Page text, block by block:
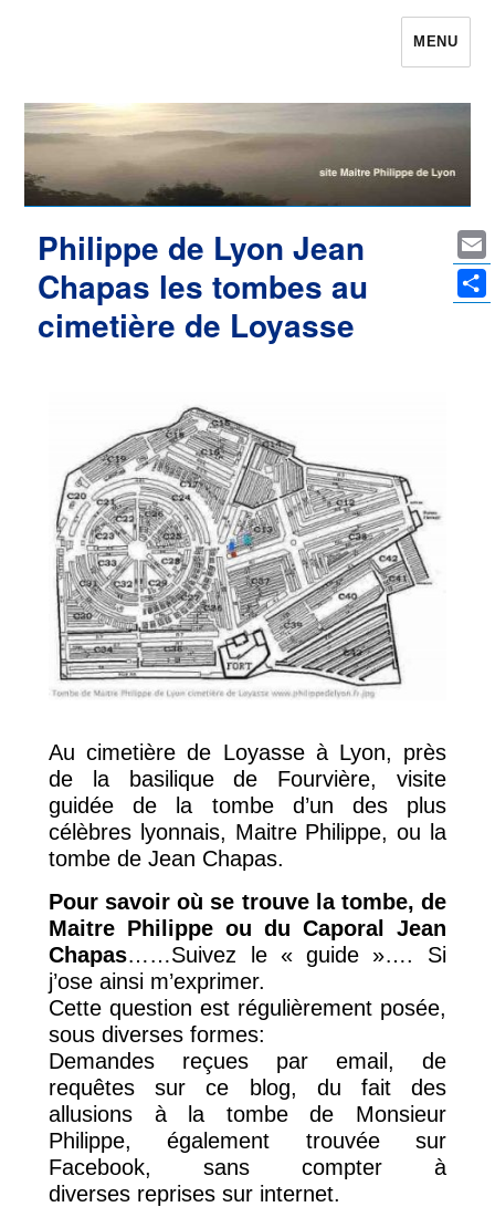
Maître Philippe de Lyon le site qui était
MENU
Philippe de Lyon Jean
Chapas les tombes au
cimetière de Loyasse
Au cimetière de Loyasse à Lyon, près
de la basilique de Fourvière, visite
guidée de la tombe d’un des plus
célèbres lyonnais, Maitre Philippe, ou la
tombe de Jean Chapas.
Pour savoir où se trouve la tombe, de
Maitre Philippe ou du Caporal Jean
Chapas……Suivez le « guide »…. Si
j’ose ainsi m’exprimer.
Cette question est régulièrement posée,
sous diverses formes:
Demandes reçues par email, de
requêtes sur ce blog, du fait des
allusions à la tombe de Monsieur
Philippe, également trouvée sur
Facebook, sans compter à
diverses reprises sur internet.